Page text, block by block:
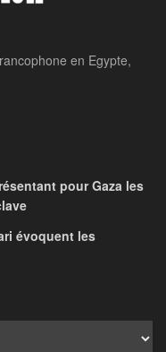
en Egypte,
pour Gaza les
évoquent les